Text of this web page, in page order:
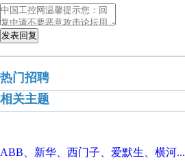
发表回复
热门招聘
相关主题
ABB、新华、西门子、爱默生、横河...